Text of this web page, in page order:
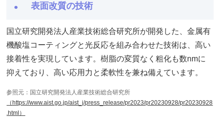
表面改質の技術
国立研究開発法人産業技術総合研究所が開発した、金属有
機酸塩コーティングと光反応を組み合わせた技術は、高い
接着性を実現しています。樹脂の変質なく粗化も数nmに
抑えており、高い応用力と柔軟性を兼ね備えています。
参照元：国立研究開発法人産業技術総合研究所
（https://www.aist.go.jp/aist_j/press_release/pr2023/pr20230928/pr20230928
.html）